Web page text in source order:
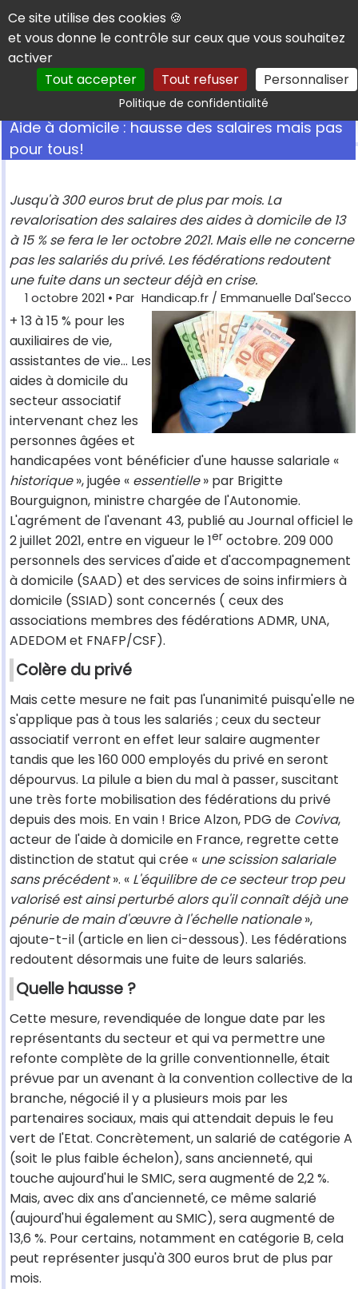
Panneau de gestion des cookies
Ce site utilise des cookies 🍪
et vous donne le contrôle sur ceux que vous souhaitez
activer
Tout accepter
Tout refuser Personnaliser
Politique de confidentialitéRechercher
Aide à domicile : hausse des salaires mais pas
pour tous!
Jusqu'à 300 euros brut de plus par mois. La
revalorisation des salaires des aides à domicile de 13
à 15 % se fera le 1er octobre 2021. Mais elle ne concerne
pas les salariés du privé. Les fédérations redoutent
une fuite dans un secteur déjà en crise.
1 octobre 2021 • Par Handicap.fr / Emmanuelle Dal'Secco
+ 13 à 15 % pour les
auxiliaires de vie,
assistantes de vie... Les
aides à domicile du
secteur associatif
intervenant chez les
personnes âgées et
handicapées vont bénéficier d'une hausse salariale «
historique», jugée « essentielle» par Brigitte
Bourguignon, ministre chargée de l'Autonomie.
L'agrément de l'avenant 43, publié au Journal officiel le
2 juillet 2021, entre en vigueur le 1er octobre. 209 000
personnels des services d'aide et d'accompagnement
à domicile (SAAD) et des services de soins infirmiers à
domicile (SSIAD) sont concernés ( ceux des
associations membres des fédérations ADMR, UNA,
ADEDOM et FNAFP/CSF).
Colère du privé
Mais cette mesure ne fait pas l'unanimité puisqu'elle ne
s'applique pas à tous les salariés ; ceux du secteur
associatif verront en effet leur salaire augmenter
tandis que les 160 000 employés du privé en seront
dépourvus. La pilule a bien du mal à passer, suscitant
une très forte mobilisation des fédérations du privé
depuis des mois. En vain ! Brice Alzon, PDG de Coviva,
acteur de l'aide à domicile en France, regrette cette
distinction de statut qui crée « une scission salariale
sans précédent». « L'équilibre de ce secteur trop peu
valorisé est ainsi perturbé alors qu'il connaît déjà une
pénurie de main d'œuvre à l'échelle nationale»,
ajoute-t-il (article en lien ci-dessous). Les fédérations
redoutent désormais une fuite de leurs salariés.
Quelle hausse ?
Cette mesure, revendiquée de longue date par les
représentants du secteur et qui va permettre une
refonte complète de la grille conventionnelle, était
prévue par un avenant à la convention collective de la
branche, négocié il y a plusieurs mois par les
partenaires sociaux, mais qui attendait depuis le feu
vert de l'Etat. Concrètement, un salarié de catégorie A
(soit le plus faible échelon), sans ancienneté, qui
touche aujourd'hui le SMIC, sera augmenté de 2,2 %.
Mais, avec dix ans d'ancienneté, ce même salarié
(aujourd'hui également au SMIC), sera augmenté de
13,6 %. Pour certains, notamment en catégorie B, cela
peut représenter jusqu'à 300 euros brut de plus par
mois.